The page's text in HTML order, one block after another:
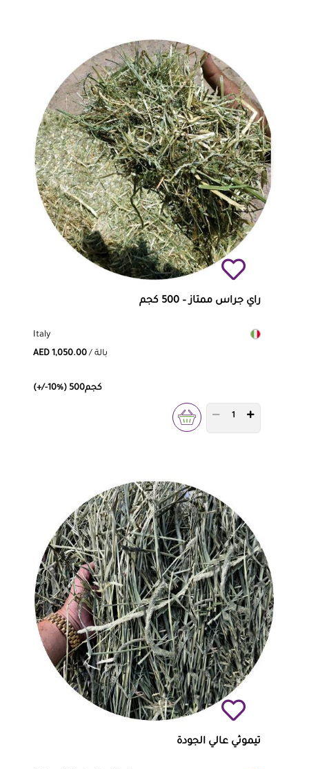
راي جراس ممتاز – 500 كجم
Italy
AED 1,050.00
/ بالة
(+/-10%) 500كجم
PRODUCT QUANTITY
تيموثي عالي الجودة